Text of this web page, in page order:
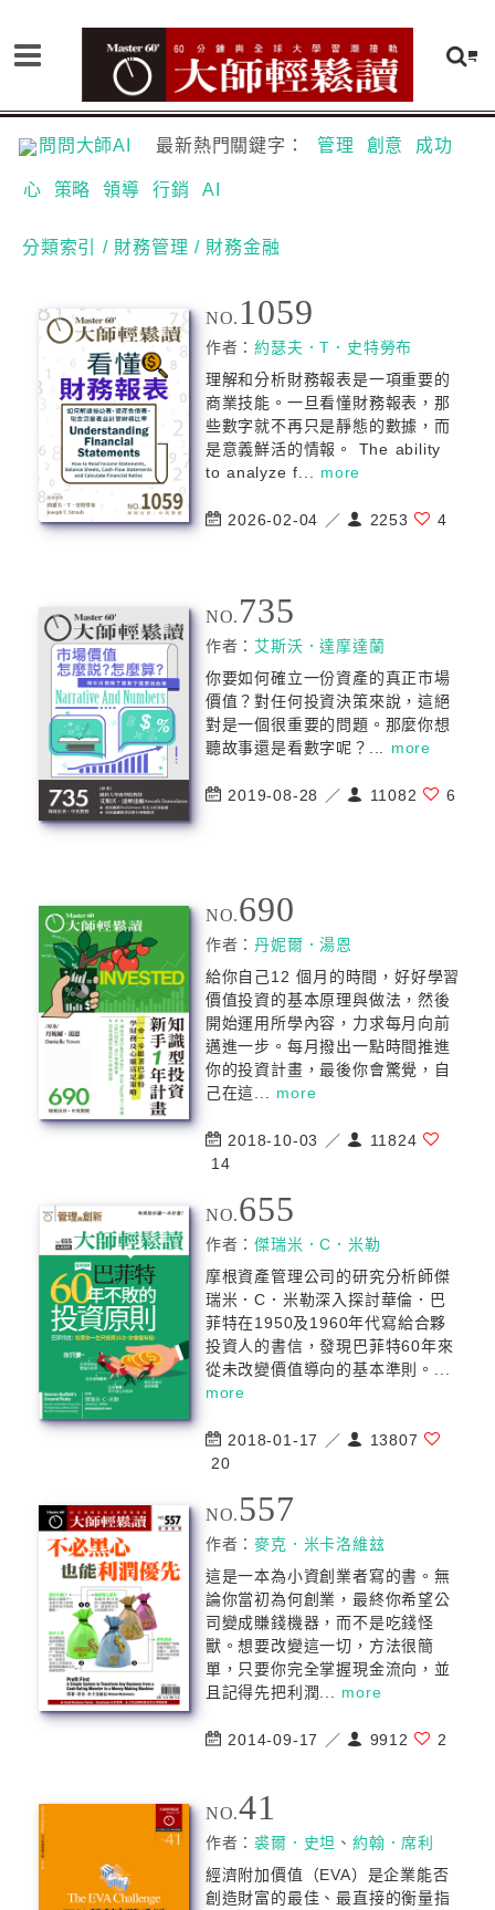
問問大師AI 最新熱門關鍵字： 管理 創意 成功
心 策略 領導 行銷 AI
分類索引 / 財務管理 / 財務金融
NO. 1059
作者：約瑟夫．T．史特勞布
理解和分析財務報表是一項重要的
商業技能。一旦看懂財務報表，那
些數字就不再只是靜態的數據，而
是意義鮮活的情報。 The ability
to analyze f... more
2026-02-04 ／ 2253 4
NO. 735
作者：艾斯沃．達摩達蘭
你要如何確立一份資產的真正市場
價值？對任何投資決策來說，這絕
對是一個很重要的問題。那麼你想
聽故事還是看數字呢？... more
2019-08-28 ／ 11082 6
NO.690
作者：丹妮爾．湯恩
給你自己12 個月的時間，好好學習
價值投資的基本原理與做法，然後
開始運用所學內容，力求每月向前
邁進一步。每月撥出一點時間推進
你的投資計畫，最後你會驚覺，自
己在這... more
2018-10-03 ／
11824
14
NO.655
作者：傑瑞米．C．米勒
摩根資產管理公司的研究分析師傑
瑞米．C．米勒深入探討華倫．巴
菲特在1950及1960年代寫給合夥
投資人的書信，發現巴菲特60年來
從未改變價值導向的基本準則。...
more
2018-01-17 ／
13807
20
NO. 557
作者：麥克．米卡洛維玆
這是一本為小資創業者寫的書。無
論你當初為何創業，最終你希望公
司變成賺錢機器，而不是吃錢怪
獸。想要改變這一切，方法很簡
單，只要你完全掌握現金流向，並
且記得先把利潤... more
2014-09-17 ／ 9912 2
NO.41
作者：裘爾．史坦 、約翰．席利
經濟附加價值（EVA）是企業能否
創造財富的最佳、最直接的衡量指